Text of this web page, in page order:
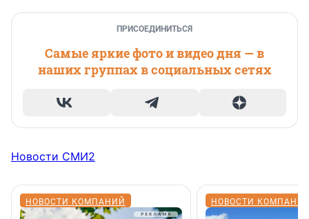
ПРИСОЕДИНИТЬСЯ
Самые яркие фото и видео дня — в
наших группах в социальных сетях
Новости СМИ2
НОВОСТИ КОМПАНИЙ НОВОСТИ